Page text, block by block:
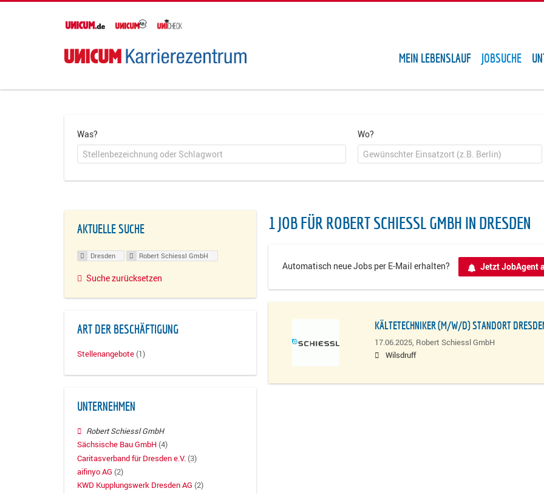
MEIN LEBENSLAUF JOBSUCHE
Was? Wo?
1 JOB FÜR ROBERT SCHIESSL GMBH IN DRESDEN
Automatisch neue Jobs per E-Mail erhalten? Jetzt JobAgent
KÄLTETECHNIKER (M/W/D) STANDORT
17.06.2025, Robert Schiessl GmbH
Wilsdruff
AKTUELLE SUCHE
Dresden Robert Schiessl GmbH
Suche zurücksetzen
ART DER BESCHÄFTIGUNG
Stellenangebote (1)
UNTERNEHMEN
Robert Schiessl GmbH
Sächsische Bau GmbH (4)
Caritasverband für Dresden e.V. (3)
aifinyo AG (2)
KWD Kupplungswerk Dresden AG (2)